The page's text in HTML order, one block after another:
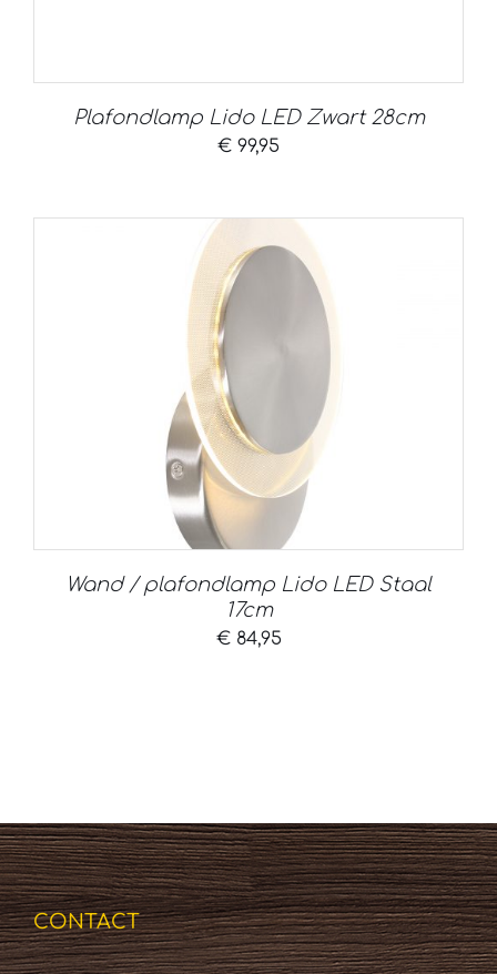
Plafondlamp Lido LED Zwart 28cm
€ 99,95
Wand / plafondlamp Lido LED Staal
17cm
€84,95
CONTACT